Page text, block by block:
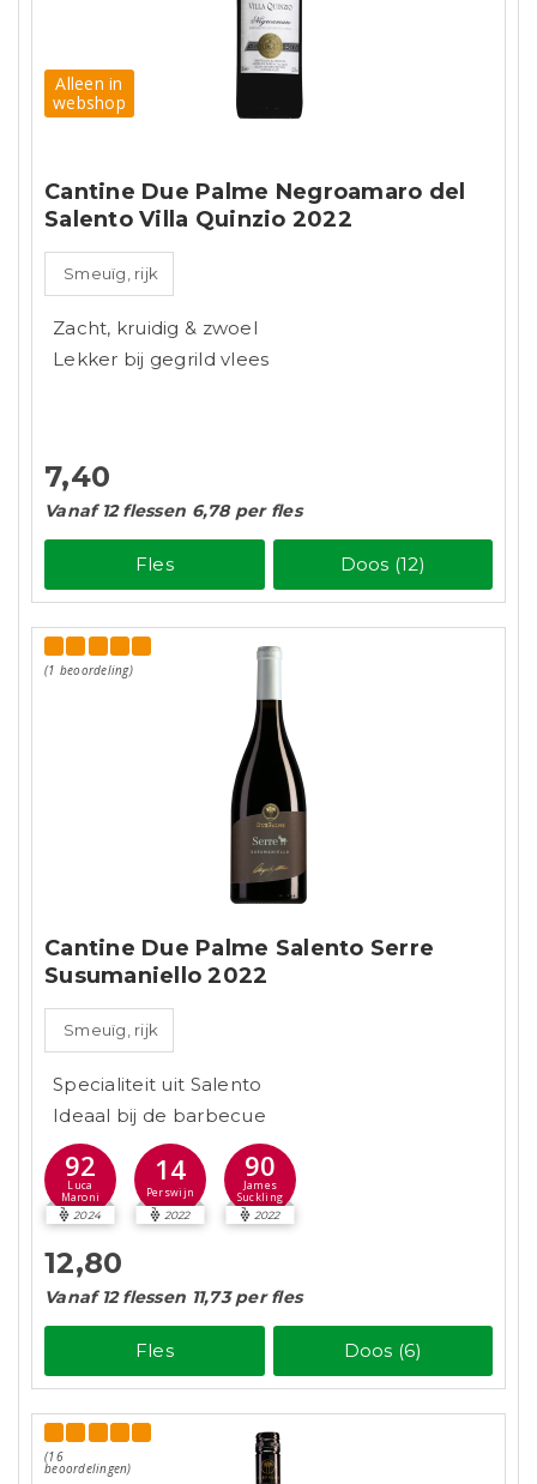
Alleen in
webshop
Cantine Due Palme Negroamaro del
Salento Villa Quinzio 2022
Smeuïg, rijk
Zacht, kruidig & zwoel
Lekker bij gegrild vlees
7,40
Vanaf 12 flessen 6,78 per fles
Fles Doos (12)
(1 beoordeling)
Cantine Due Palme Salento Serre
Susumaniello 2022
Smeuïg, rijk
Specialiteit uit Salento
Ideaal bij de barbecue
92
Luca
Maroni
2024
14
Perswijn
2022
90
James
Suckling
2022
12,80
Vanaf 12 flessen 11,73 per fles
Fles Doos (6)
(16
beoordelingen)